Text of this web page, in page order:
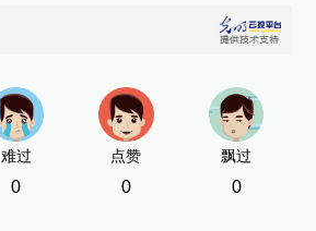
难过
0
点赞
0
飘过
0